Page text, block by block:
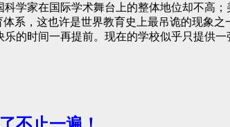
学家在国际学术舞台上的整体地位却不高
系，这也许是世界教育史上最吊诡的现象
的时间一再提前。现在的学校似乎只提供